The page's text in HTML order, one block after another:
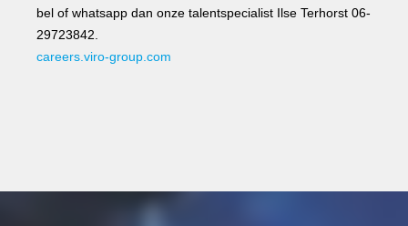
bel of whatsapp dan onze talentspecialist Ilse Terhorst 06-
29723842.
careers.viro-group.com